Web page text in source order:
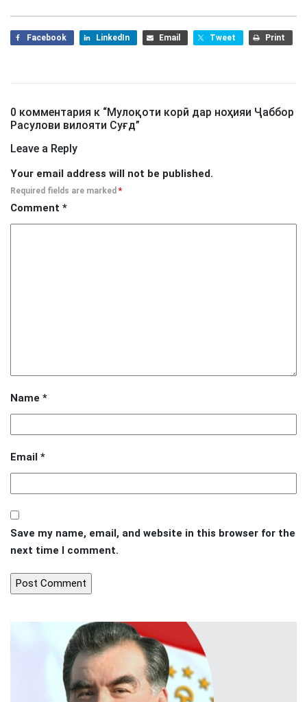
Facebook LinkedIn Email Tweet Print
0 комментария к “Мулоқоти корӣ дар ноҳияи Ҷаббор
Расулови вилояти Суғд”
Leave a Reply
Your email address will not be published.
Required fields are marked *
Comment *
Name *
Email *
Save my name, email, and website in this browser for the
next time I comment.